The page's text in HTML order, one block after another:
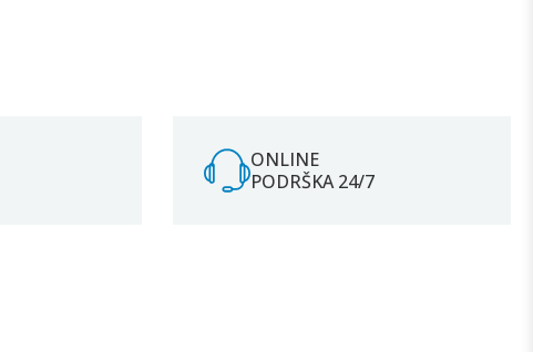
ONLINE
PODRŠKA 24/7